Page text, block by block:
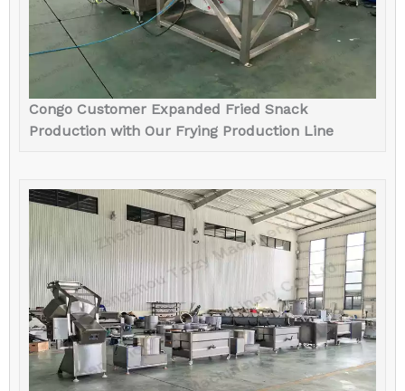
Congo Customer Expanded Fried Snack
Production with Our Frying Production Line